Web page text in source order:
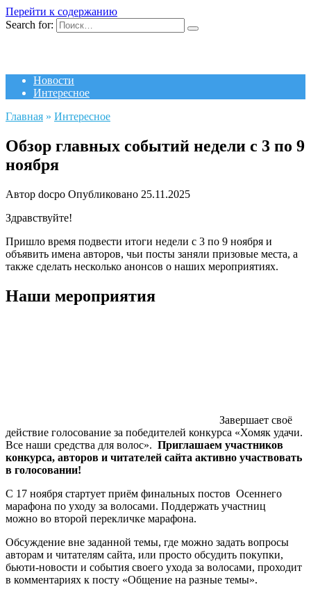
Перейти к содержанию
Search for:
Новости
Интересное
Главная » Интересное
Обзор главных событий недели с 3 по 9
ноября
Автор docpo Опубликовано 25.11.2025
Здравствуйте!
Пришло время подвести итоги недели с 3 по 9 ноября и
объявить имена авторов, чьи посты заняли призовые места, а
также сделать несколько анонсов о наших мероприятиях.
Наши мероприятия
Завершает своё
действие голосование за победителей конкурса «Хомяк удачи.
Все наши средства для волос». Приглашаем участников
конкурса, авторов и читателей сайта активно участвовать
в голосовании!
С 17 ноября стартует приём финальных постов Осеннего
марафона по уходу за волосами. Поддержать участниц
можно во второй перекличке марафона.
Обсуждение вне заданной темы, где можно задать вопросы
авторам и читателям сайта, или просто обсудить покупки,
бьюти-новости и события своего ухода за волосами, проходит
в комментариях к посту «Общение на разные темы».